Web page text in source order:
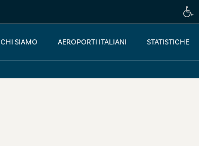
CHI SIAMO AEROPORTI ITALIANI STATISTICHE